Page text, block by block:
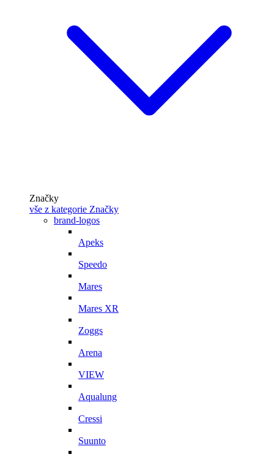
Značky
vše z kategorie Značky
brand-logos
Apeks
Speedo
Mares
Mares XR
Zoggs
Arena
VIEW
Aqualung
Cressi
Suunto